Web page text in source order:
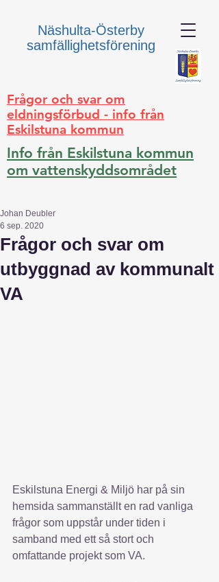
Näshulta-Österby
samfällighetsförening
Info från Eskilstuna kommun
om vattenskyddsområdet
Frågor och svar om
eldningsförbud - info från
Eskilstuna kommun
Frågor och svar om
utbyggnad av kommunalt
VA
Johan Deubler
6 sep. 2020
Eskilstuna Energi & Miljö har på sin
hemsida sammanställt en rad vanliga
frågor som uppstår under tiden i
samband med ett så stort och
omfattande projekt som VA.